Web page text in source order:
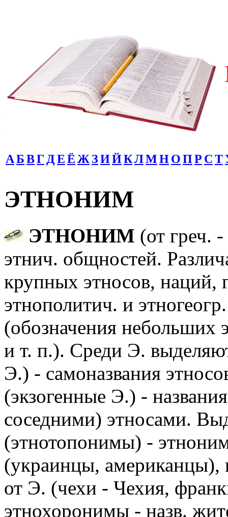
АБВГ ДЕЁ Ж ЗИЙКЛМНОПР СТ
ЭТНОНИМ
ЭТНОНИМ (от греч.
этнич. общностей.
крупных этносов, наций,
этнополитич. и
(обозначения небольших
и т. п.). Среди Э.
Э.) - самоназвания
(экзогенные Э.) -
соседними) этносами.
(этнотопонимы) -
(украинцы, американцы),
от Э. (чехи - Чехия,
этнохоронимы - назв.